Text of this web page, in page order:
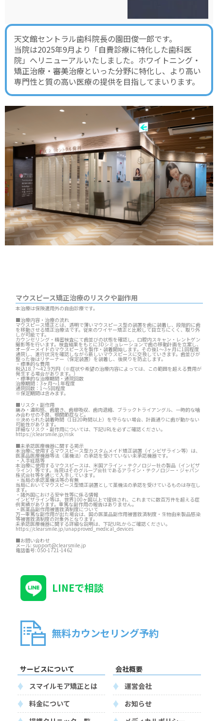
天文館セントラル歯科院長の園田俊一郎です。
当院は2025年9月より「自費診療に特化した歯科医
院」へリニューアルいたしました。ホワイトニング・
矯正治療・審美治療といった分野に特化し、より高い
専門性と質の高い医療の提供を目指してまいります。
マウスピース矯正治療のリスクや副作用
本治療は保険適用外の自由診療です。
■治療内容・治療の流れ
マウスピース矯正とは、透明で薄いマウスピース型の装置を歯に装着し、段階的に歯
を移動させる矯正治療法です。従来のワイヤー矯正と比較して目立ちにくく、取り外
しが可能です。
カウンセリング・精密検査にて歯並びの状態を確認し、口腔内スキャン・レントゲン
撮影等を行います。検査結果をもとに3Dシミュレーションで歯の移動計画を立案し、
オーダーメイドのマウスピースを製作・装着開始します。その後1～3ヶ月に1回程度
通院し、進行状況を確認しながら新しいマウスピースに交換していきます。歯並びが
整った後はリテーナー（保定装置）を装着し、後戻りを防止します。
・標準的な費用
税込18.7～42.9万円（※症状や希望の治療内容によっては、この範囲を超える費用が
発生する場合があります。）
・標準的な治療期間・通院回数
治療期間：3ヶ月～1年程度
通院回数：1～5回程度
※保定期間は含みます。
■リスク・副作用
痛み・違和感、歯磨き、歯根吸収、歯肉退縮、ブラックトライアングル、一時的な噛
み合わせの不良、顎関節症など。
※決められた装着時間（1日20時間以上）を守らない場合、計画通りに歯が動かない
可能性があります。
詳細なリスク・副作用については、下記URLを必ずご確認ください。
https://clearsmile.jp/risk
■未承認医療機器に関する掲示
本治療に使用するマウスピース型カスタムメイド矯正装置（インビザライン等）は、
医薬品医療機器等法（薬機法）の承認を受けていない未承認機器です。
・入手経路等
本治療に使用するマウスピースは、米国アライン・テクノロジー社の製品（インビザ
ライン）等です。当院はそのグループ会社であるアライン・テクノロジー・ジャパン
株式会社等を通じて入手しています。
・当局の承認薬機法等の有無
当局においてマウスピース型矯正装置として薬機法の承認を受けているものは存在し
ます。
・諸外国における安全性等に係る情報
インビザライン等は、世界100ヶ国以上で提供され、これまでに数百万件を超える症
例実績があります。重篤な副作用の報告はありません。
・医薬品副作用被害救済制度について
万一重篤な副作用が出た場合は、国の医薬品副作用被害救済制度・生物由来製品感染
等被害救済制度の対象外となります。
未承認医療機器に関する詳細な説明は、下記URLからご確認ください。
https://clearsmile.jp/unapproved_medical_devices
■お問い合わせ
メール:support@clearsmile.jp
電話番号:050-1721-1462
LINEで相談
無料カウンセリング予約
サービスについて
スマイルモア矯正とは
料金について
会社概要
運営会社
お知らせ